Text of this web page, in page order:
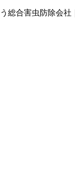
総合害虫防除会社